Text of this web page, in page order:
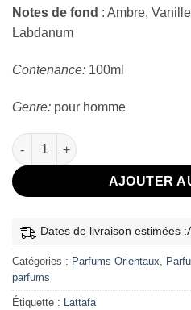
Notes de fond : Ambre,
Labdanum
Contenance: 100ml
Genre: pour homme
quantité de Asad Lattafa 100ml
AJOUTER
Dates de livraison estimées
Catégories : Parfums Orientaux
parfums
Étiquette : Lattafa